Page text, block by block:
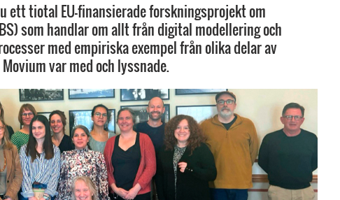
ett tiotal EU-finansierade forskningsprojekt om
som handlar om allt från digital modellering och
med empiriska exempel från olika delar av
var med och lyssnade.